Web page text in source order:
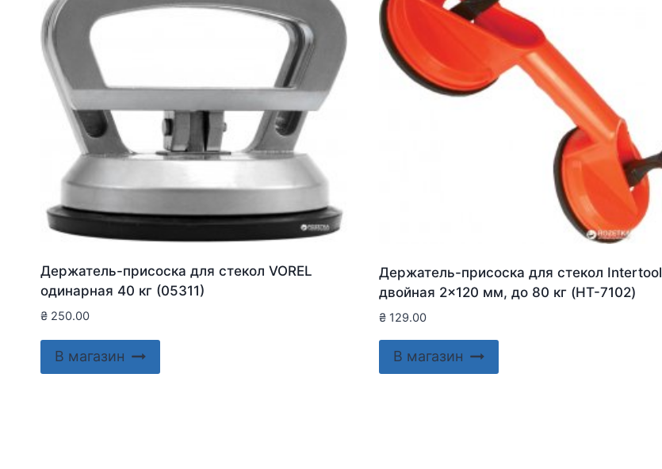
Держатель-присоска для стекол VOREL
одинарная 40 кг (05311)
₴ 250.00
В магазин
Держатель-присоска для стекол Intertool
двойная 2×120 мм, до 80 кг (HT-7102)
₴ 129.00
В магазин